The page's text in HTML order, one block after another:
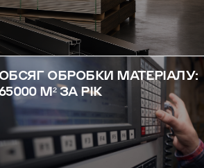
ОБСЯГ ОБРОБКИ МАТЕРІАЛУ:
М² ЗА РІК